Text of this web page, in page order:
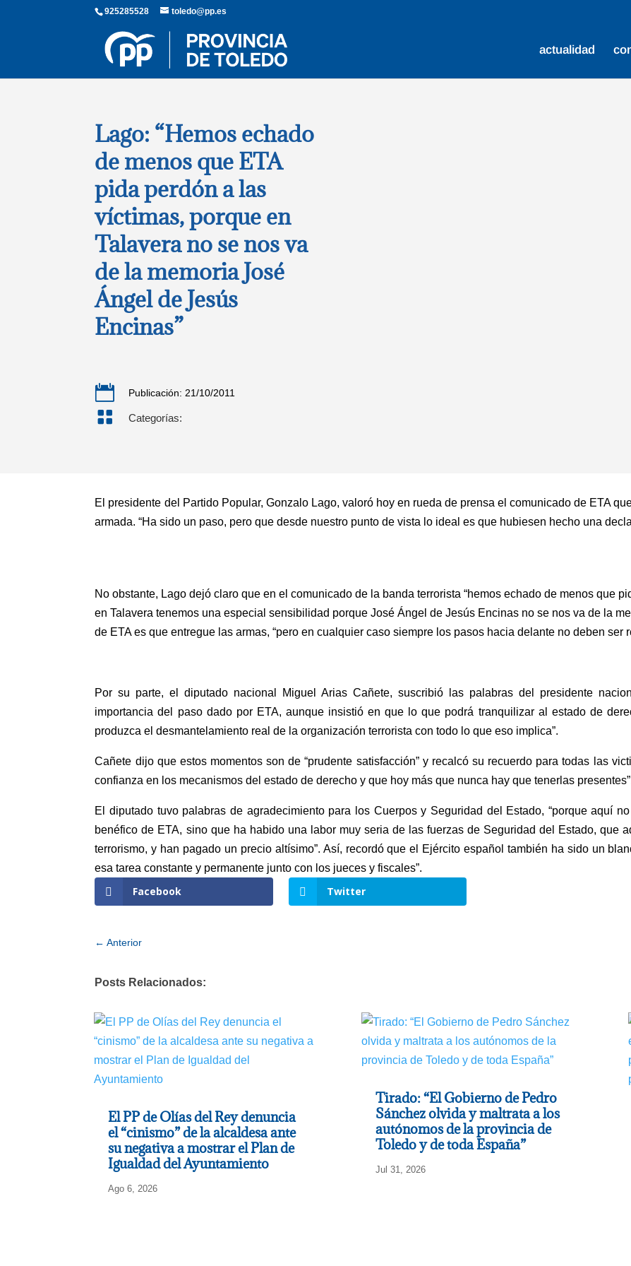
925285528 toledo@pp.es
actualidad
Lago: “Hemos echado
de menos que ETA
pida perdón a las
víctimas, porque en
Talavera no se nos va
de la memoria José
Ángel de Jesús
Encinas”
 Publicación: 21/10/2011
 Categorías:
El presidente del Partido Popular, Gonzalo Lago, valoró hoy en rueda de prensa el comunicado de ETA
armada. “Ha sido un paso, pero que desde nuestro punto de vista lo ideal es que hubiesen hecho una
No obstante, Lago dejó claro que en el comunicado de la banda terrorista “hemos echado de menos que
en Talavera tenemos una especial sensibilidad porque José Ángel de Jesús Encinas no se nos va de la
de ETA es que entregue las armas, “pero en cualquier caso siempre los pasos hacia delante no deben ser
Por su parte, el diputado nacional Miguel Arias Cañete, suscribió las palabras del presidente
importancia del paso dado por ETA, aunque insistió en que lo que podrá tranquilizar al estado de
produzca el desmantelamiento real de la organización terrorista con todo lo que eso implica”.
Cañete dijo que estos momentos son de “prudente satisfacción” y recalcó su recuerdo para todas las
confianza en los mecanismos del estado de derecho y que hoy más que nunca hay que tenerlas
El diputado tuvo palabras de agradecimiento para los Cuerpos y Seguridad del Estado, “porque aquí
benéfico de ETA, sino que ha habido una labor muy seria de las fuerzas de Seguridad del Estado, que
terrorismo, y han pagado un precio altísimo”. Así, recordó que el Ejército español también ha sido un
esa tarea constante y permanente junto con los jueces y fiscales”.
Facebook Twitter
←Anterior
Posts Relacionados:
El PP de Olías del Rey denuncia
el “cinismo” de la alcaldesa ante
su negativa a mostrar el Plan de
Igualdad del Ayuntamiento
Ago 6, 2026
Tirado: “El Gobierno de Pedro
Sánchez olvida y maltrata a los
autónomos de la provincia de
Toledo y de toda España”
Jul 31, 2026